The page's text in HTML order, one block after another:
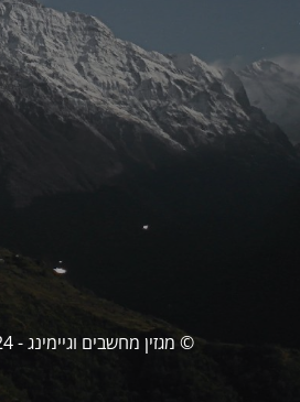
© מגזין מחשבים וגיימינג - PCPlus 2024